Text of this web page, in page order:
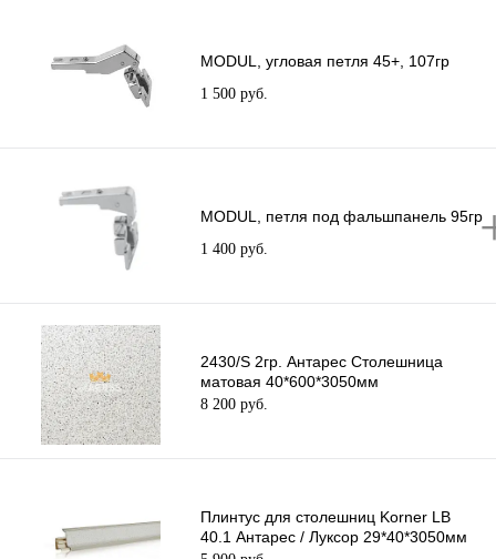
MODUL, угловая петля 45+, 107гр
1 500 руб.
MODUL, петля под фальшпанель 95гр
1 400 руб.
2430/S 2гр. Антарес Столешница
матовая 40*600*3050мм
8 200 руб.
Плинтус для столешниц Korner LB
40.1 Антарес / Луксор 29*40*3050мм